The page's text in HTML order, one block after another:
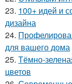
23. 100+ идей и
дизайна
24.
для вашего дома
25. Тёмно-
цветов